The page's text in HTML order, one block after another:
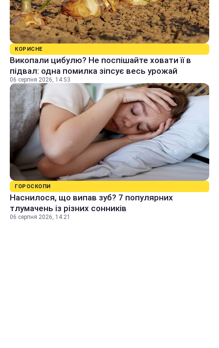
КОРИСНЕ
Викопали цибулю? Не поспішайте ховати її в
підвал: одна помилка зіпсує весь урожай
06 серпня 2026, 14:53
ГОРОСКОПИ
Наснилося, що випав зуб? 7 популярних
тлумачень із різних сонників
06 серпня 2026, 14:21